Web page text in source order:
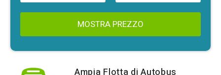
MOSTRA PREZZO
Ampia Flotta di Autobus